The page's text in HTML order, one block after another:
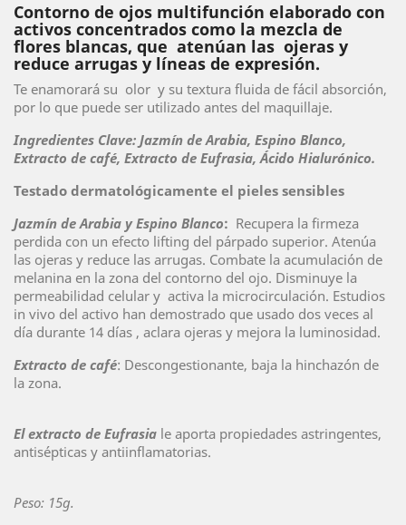
Contorno de ojos multifunción elaborado con
activos concentrados como la mezcla de
flores blancas, que atenúan las ojeras y
reduce arrugas y líneas de expresión.
Te enamorará su olor y su textura fluida de fácil absorción,
por lo que puede ser utilizado antes del maquillaje.
Ingredientes Clave: Jazmín de Arabia, Espino Blanco,
Extracto de café, Extracto de Eufrasia, Ácido Hialurónico.
Testado dermatológicamente el pieles sensibles
Jazmín de Arabia y Espino Blanco: Recupera la firmeza
perdida con un efecto lifting del párpado superior. Atenúa
las ojeras y reduce las arrugas. Combate la acumulación de
melanina en la zona del contorno del ojo. Disminuye la
permeabilidad celular y activa la microcirculación. Estudios
in vivo del activo han demostrado que usado dos veces al
día durante 14 días , aclara ojeras y mejora la luminosidad.
Extracto de café: Descongestionante, baja la hinchazón de
la zona.
El extracto de Eufrasia le aporta propiedades astringentes,
antisépticas y antiinflamatorias.
Peso: 15g.